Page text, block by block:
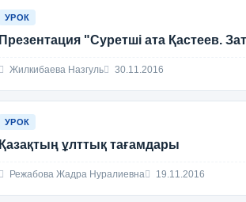
УРОК
Презентация "Суретші ата Қастеев.
Жилкибаева Назгуль 30.11.2016
УРОК
Қазақтың ұлттық тағамдары
Режабова Жадра Нуралиевна 19.11.2016